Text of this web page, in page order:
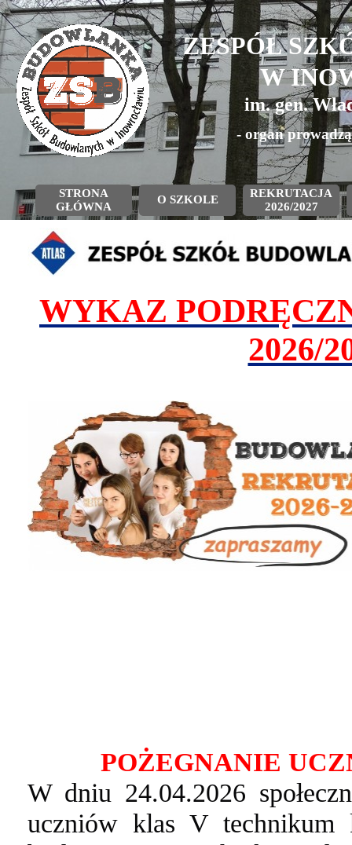
ZESPÓŁ
W
im. gen.
STRONA
GŁÓWNA
O SZKOLE
REKRUTACJA
2026/2027
- organ
WYKAZ
2026/
POŻEGNANIE
W dniu 24.04.2026
uczniów klas V technikum